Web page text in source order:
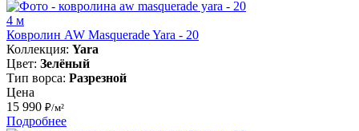
4 м
Ковролин AW Masquerade Yara - 20
Коллекция: Yara
Цвет: Зелёный
Тип ворса: Разрезной
Цена
15 990 ₽/м²
Подробнее